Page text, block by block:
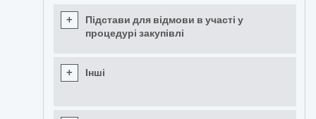
+
Підстави для відмови в участі у
процедурі закупівлі
+ Інші